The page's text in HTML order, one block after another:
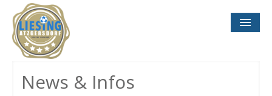
News & Infos